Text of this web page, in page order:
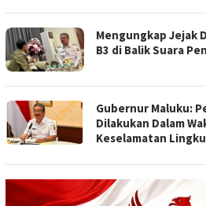
Mengungkap Jejak
B3 di Balik Suara
Gubernur Maluku:
Dilakukan Dalam
Keselamatan